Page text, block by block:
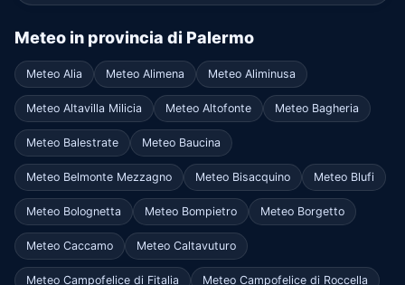
Meteo in provincia di Palermo
Meteo Alia Meteo Alimena Meteo Aliminusa
Meteo Altavilla Milicia Meteo Altofonte Meteo Bagheria
Meteo Balestrate Meteo Baucina
Meteo Belmonte Mezzagno Meteo Bisacquino Meteo Blufi
Meteo Bolognetta Meteo Bompietro Meteo Borgetto
Meteo Caccamo Meteo Caltavuturo
Meteo Campofelice di Fitalia Meteo Campofelice di Roccella